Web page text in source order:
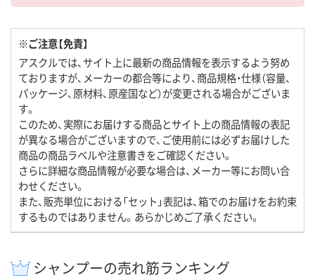
※ご注意【免責】
アスクルでは、サイト上に最新の商品情報を表示するよう努め
ておりますが、メーカーの都合等により、商品規格・仕様（容量、
パッケージ、原材料、原産国など）が変更される場合がございま
す。
このため、実際にお届けする商品とサイト上の商品情報の表記
が異なる場合がございますので、ご使用前には必ずお届けした
商品の商品ラベルや注意書きをご確認ください。
さらに詳細な商品情報が必要な場合は、メーカー等にお問い合
わせください。
また、販売単位における「セット」表記は、箱でのお届けをお約束
するものではありません。あらかじめご了承ください。
シャンプーの売れ筋ランキング